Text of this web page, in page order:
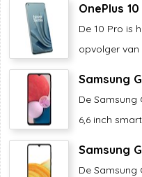
OnePlus
De 10 Pro is
opvolger van
Samsung
De Samsung
6,6 inch
Samsung
De Samsung